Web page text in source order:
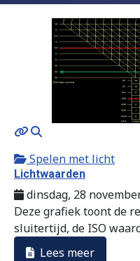
Spelen met licht
Lichtwaarden
dinsdag, 28
Deze grafiek toont de
sluitertijd, de ISO
Lees meer